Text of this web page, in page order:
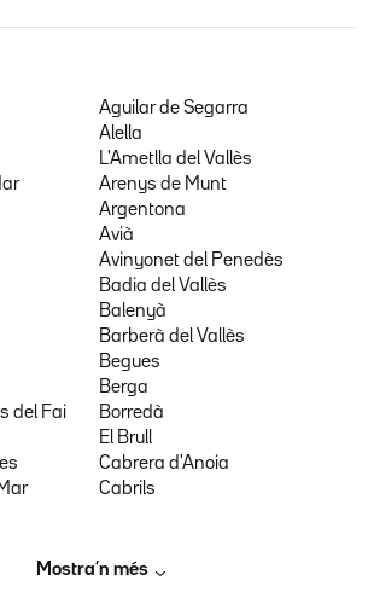
Aguilar de Segarra
Alella
L'Ametlla del Vallès
Arenys de Munt
Argentona
Avià
Avinyonet del Penedès
Badia del Vallès
Balenyà
Barberà del Vallès
Begues
Berga
del Fai
Borredà
El Brull
Cabrera d'Anoia
Cabrils
Mostra’n més